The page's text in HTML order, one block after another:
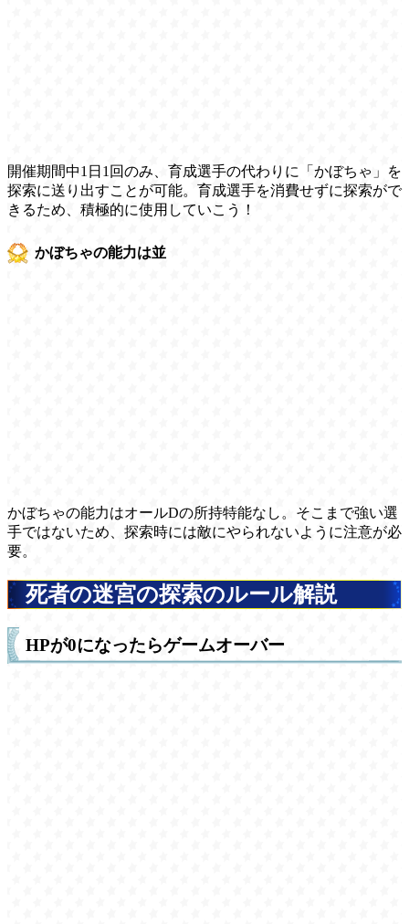
開催期間中1日1回のみ、育成選手の代わりに「かぼちゃ」を
探索に送り出すことが可能。育成選手を消費せずに探索がで
きるため、積極的に使用していこう！
かぼちゃの能力は並
かぼちゃの能力はオールDの所持特能なし。そこまで強い選
手ではないため、探索時には敵にやられないように注意が必
要。
死者の迷宮の探索のルール解説
HPが0になったらゲームオーバー